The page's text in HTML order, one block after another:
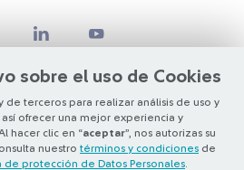
sobre el uso de Cookies
de terceros para realizar análisis de uso y
ofrecer una mejor experiencia y
hacer clic en “aceptar”, nos autorizas su
nuestro términos y condiciones de
de protección de Datos Personales
Grupo SURA 2026